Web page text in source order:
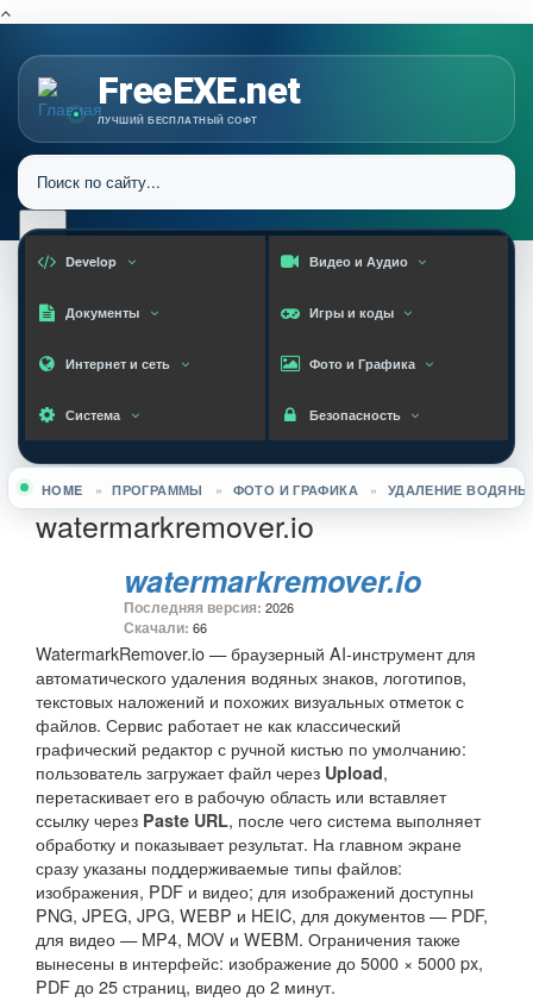
FreeEXE.net
ЛУЧШИЙ БЕСПЛАТНЫЙ СОФТ
Develop Видео и Аудио
Документы Игры и коды
Интернет и сеть Фото и Графика
Система Безопасность
Вы здесь
HOME » ПРОГРАММЫ » ФОТО И ГРАФИКА » УДАЛЕНИЕ
watermarkremover.io
watermarkremover.io
Последняя версия: 2026
Скачали: 66
WatermarkRemover.io — браузерный AI-инструмент для
автоматического удаления водяных знаков, логотипов,
текстовых наложений и похожих визуальных отметок с
файлов. Сервис работает не как классический
графический редактор с ручной кистью по умолчанию:
пользователь загружает файл через Upload,
перетаскивает его в рабочую область или вставляет
ссылку через Paste URL, после чего система выполняет
обработку и показывает результат. На главном экране
сразу указаны поддерживаемые типы файлов:
изображения, PDF и видео; для изображений доступны
PNG, JPEG, JPG, WEBP и HEIC, для документов — PDF,
для видео — MP4, MOV и WEBM. Ограничения также
вынесены в интерфейс: изображение до 5000 × 5000 px,
PDF до 25 страниц, видео до 2 минут.